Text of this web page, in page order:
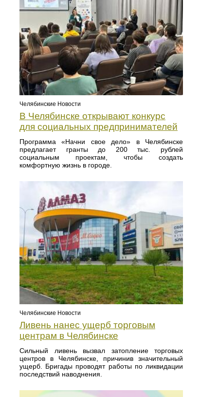
Челябинские Новости
В Челябинске открывают конкурс
для социальных предпринимателей
Программа «Начни свое дело» в Челябинске
предлагает гранты до 200 тыс. рублей
социальным проектам, чтобы создать
комфортную жизнь в городе.
Челябинские Новости
Ливень нанес ущерб торговым
центрам в Челябинске
Сильный ливень вызвал затопление торговых
центров в Челябинске, причинив значительный
ущерб. Бригады проводят работы по ликвидации
последствий наводнения.